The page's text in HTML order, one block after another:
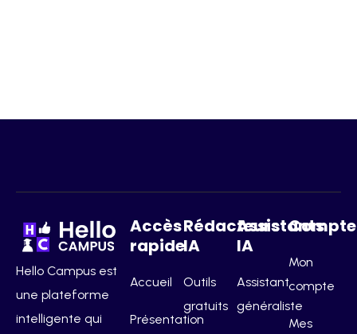
Hello Campus est
une plateforme
intelligente qui
Accès
rapide
Accueil
Présentation
Rédacteurs
IA
Outils
gratuits
Assistants
IA
Assistant
généraliste
Compte
Mon
compte
Mes